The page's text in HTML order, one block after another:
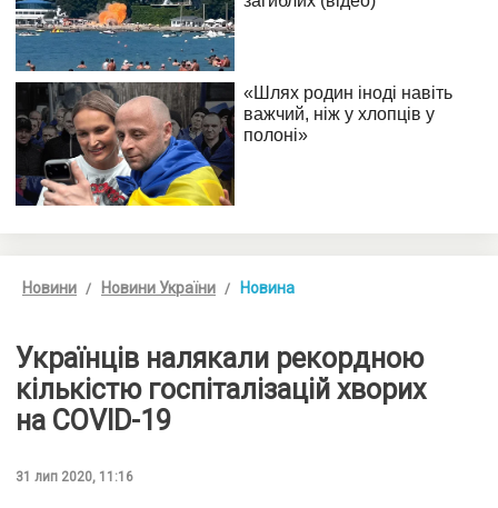
Новини Новини України Новина
Українців налякали рекордною
кількістю госпіталізацій хворих
на COVID-19
31 лип 2020, 11:16